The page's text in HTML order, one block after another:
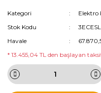
Kategori
Elektro
Stok Kodu
Havale
* 13.455,04 TL den başlayan